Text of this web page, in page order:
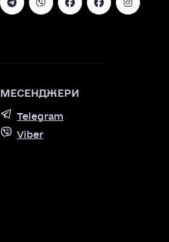
МЕСЕНДЖЕРИ
Telegram
Viber